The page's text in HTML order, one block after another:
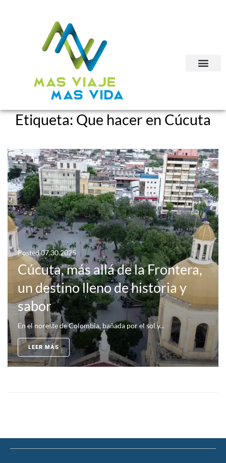
Etiqueta:Que hacer en Cúcuta
Posted07.30.2025
Cúcuta, más allá de la Frontera,
un destino lleno de historia y
sabor
En el noreste de Colombia, bañada por el sol y...
LEER MÁS